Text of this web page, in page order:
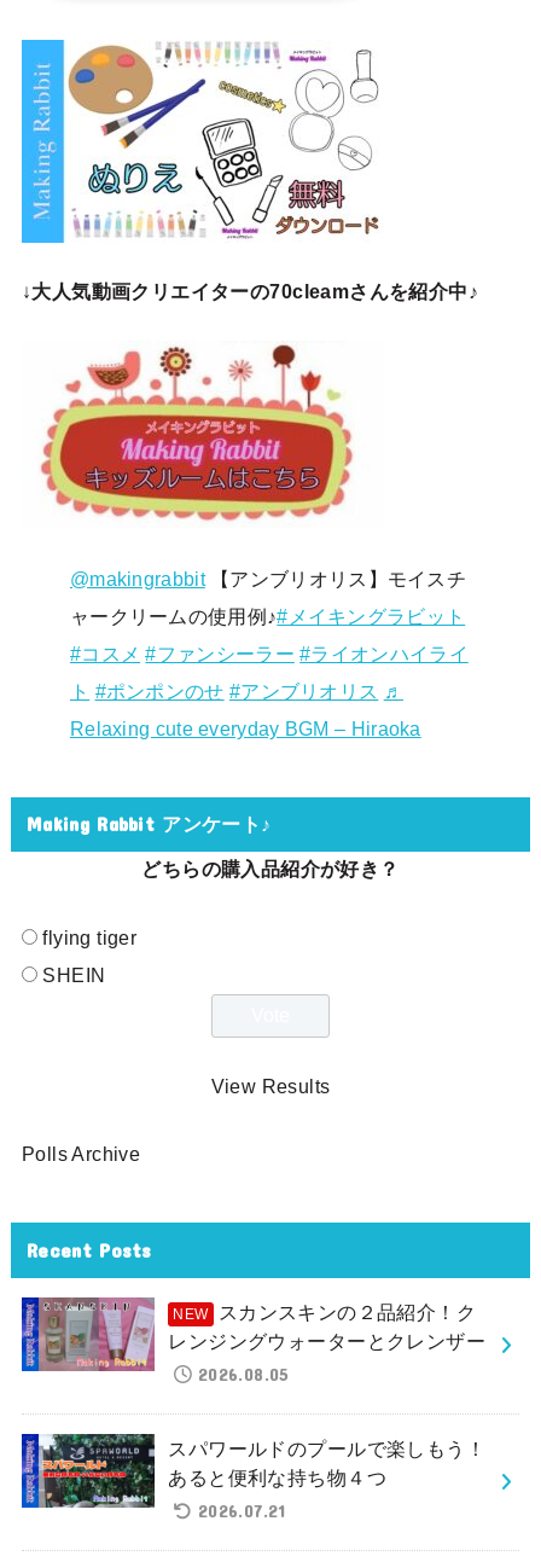
↓大人気動画クリエイターの70cleamさんを紹介中♪
@makingrabbit【アンブリオリス】モイスチ
ャークリームの使用例♪#メイキングラビット
#コスメ #ファンシーラー #ライオンハイライ
ト #ポンポンのせ #アンブリオリス
♬
Relaxing cute everyday BGM – Hiraoka
Making Rabbit アンケート♪
どちらの購入品紹介が好き？
flying tiger
SHEIN
View Results
Polls Archive
Recent Posts
スカンスキンの２品紹介！ク
レンジングウォーターとクレンザー
2026.08.05
スパワールドのプールで楽しもう！
あると便利な持ち物４つ
2026.07.21